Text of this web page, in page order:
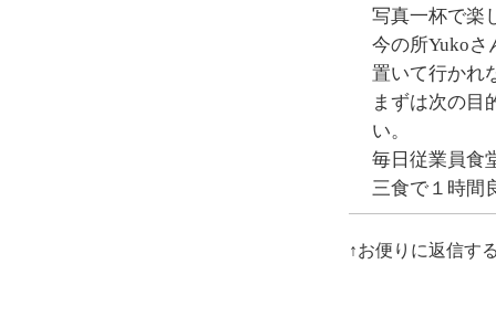
写真一杯で楽
今の所Yukoさ
置いて行かれ
まずは次の目
い。
毎日従業員食
三食で１時間
↑お便りに返信す